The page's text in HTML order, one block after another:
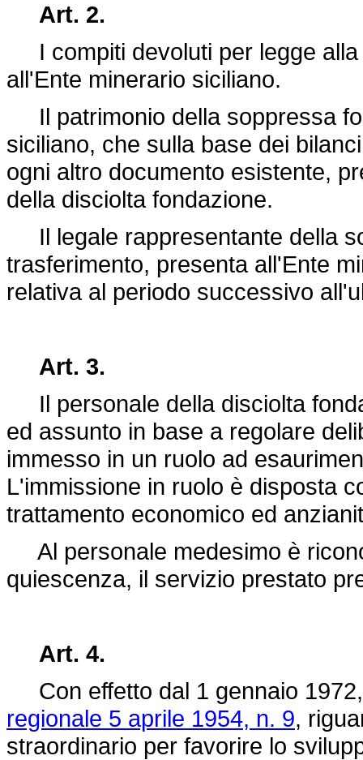
Art. 2.
I compiti devoluti per legge alla
all'Ente minerario siciliano.
Il patrimonio della soppressa
siciliano, che sulla base dei
ogni altro documento esistente,
della disciolta fondazione.
Il legale rappresentante della
trasferimento, presenta all'Ente
relativa al periodo successivo
Art. 3.
Il personale della disciolta
ed assunto in base a regolare
immesso in un ruolo ad
L'immissione in ruolo è disposta
trattamento economico ed
Al personale medesimo è
quiescenza, il servizio prestato
Art. 4.
Con effetto dal 1 gennaio
regionale 5 aprile 1954, n. 9,
straordinario per favorire lo